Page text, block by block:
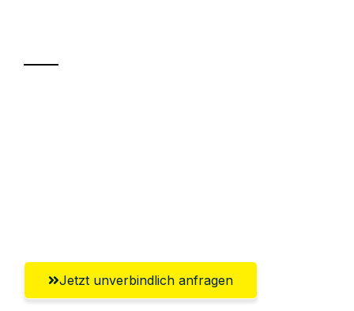
Jetzt unverbindlich anfragen